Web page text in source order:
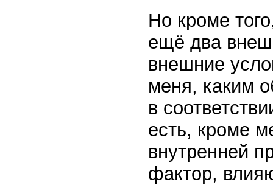
Но кроме
ещё два
внешние
меня, каким
в
есть, кроме
внутренней
фактор,